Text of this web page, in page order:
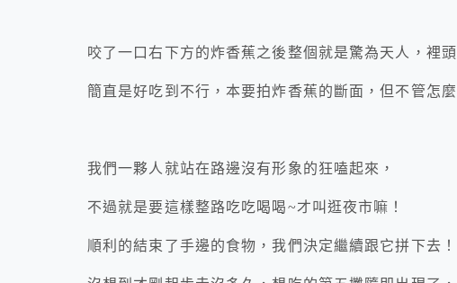
咬了一口右下方的炸香蕉之後整個就是驚為天人，裡頭
簡直是好吃到不行，本要拍炸香蕉的斷面，但不管怎
我們一夥人就站在路邊沒有形象的狂嗑起來，
不過就是要這樣整路吃吃喝喝~才叫逛夜市嘛！
順利的結束了手邊的食物，我們決定繼續跟它拼下去！